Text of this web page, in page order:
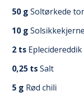
50 g Soltørkede
10 g
2 ts Eplecidereddik
0,25 tsSalt
5 g Rød chili